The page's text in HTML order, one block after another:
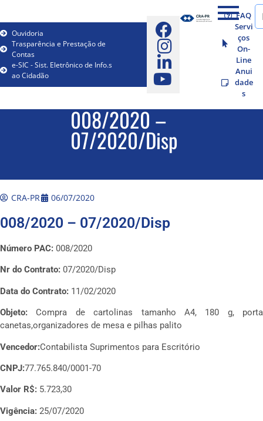
Ouvidoria
Trasparência e Prestação de
Contas
e-SIC - Sist. Eletrônico de Info.s
ao Cidadão
FAQ
Servi
ços
On-
Line
Anui
dade
s
008/2020 –
07/2020/Disp
CRA-PR 06/07/2020
008/2020 – 07/2020/Disp
Número PAC: 008/2020
Nr do Contrato: 07/2020/Disp
Data do Contrato: 11/02/2020
Objeto: Compra de cartolinas tamanho A4, 180 g, porta
canetas,organizadores de mesa e pilhas palito
Vencedor:Contabilista Suprimentos para Escritório
CNPJ:77.765.840/0001-70
Valor R$: 5.723,30
Vigência: 25/07/2020